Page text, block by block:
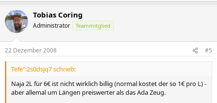
Tobias Coring
Administrator Teammitglied
22 Dezember 2008 #5
Tefe":2s0dsjq7 schrieb:
Naja 2L für 6€ ist nicht wirklich billig (normal kostet der so 1€ pro L) -
aber allemal um Längen preiswerter als das Ada Zeug.